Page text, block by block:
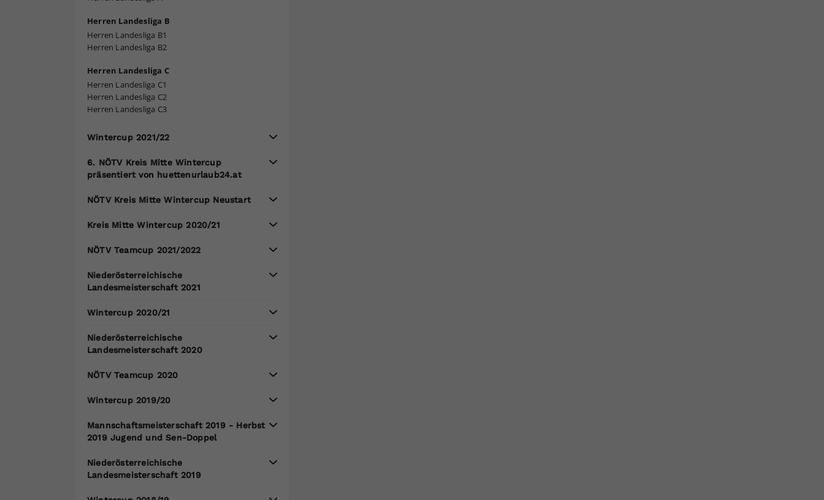
Herren Landesliga B
Herren Landesliga B1
Herren Landesliga B2
Herren Landesliga C
Herren Landesliga C1
Herren Landesliga C2
Herren Landesliga C3
Wintercup 2021/22
6. NÖTV Kreis Mitte Wintercup
präsentiert von huettenurlaub24.at
NÖTV Kreis Mitte Wintercup Neustart
Kreis Mitte Wintercup 2020/21
NÖTV Teamcup 2021/2022
Niederösterreichische
Landesmeisterschaft 2021
Wintercup 2020/21
Niederösterreichische
Landesmeisterschaft 2020
NÖTV Teamcup 2020
Wintercup 2019/20
Mannschaftsmeisterschaft 2019 - Herbst
2019 Jugend und Sen-Doppel
Niederösterreichische
Landesmeisterschaft 2019